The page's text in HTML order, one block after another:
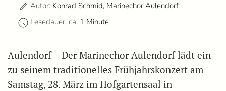
Autor: Konrad Schmid, Marinechor Aulendorf
Lesedauer: ca. 1 Minute
Aulendorf – Der Marinechor Aulendorf lädt ein
zu seinem traditionelles Frühjahrskonzert am
Samstag, 28. März im Hofgartensaal in